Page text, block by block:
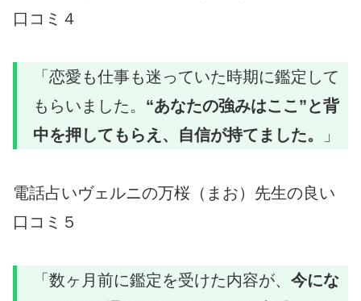
口コミ４
「恋愛も仕事も迷っていた時期に鑑定して
もらいました。 “あなたの強みはここ”と背
中を押してもらえ、自信が持てました。
」
電話占いヴェルニの万桜（まお）先生の良い
口コミ５
「数ヶ月前に鑑定を受けた内容が、 今にな